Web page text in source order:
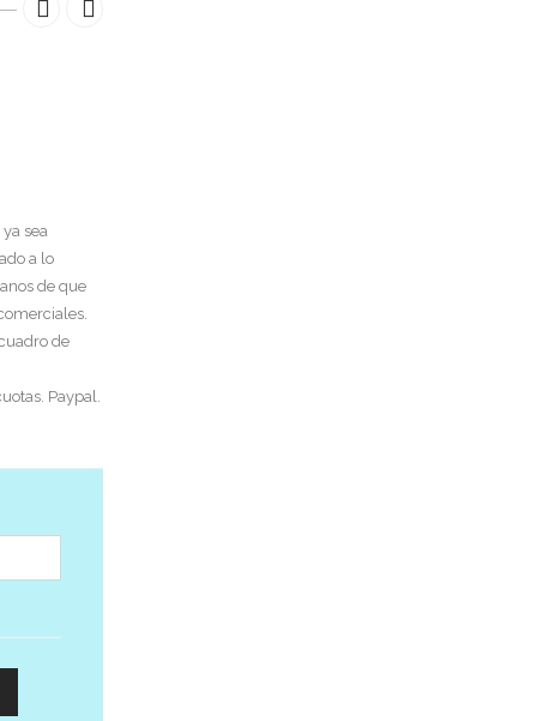
sea
a lo
de que
de
Paypal.